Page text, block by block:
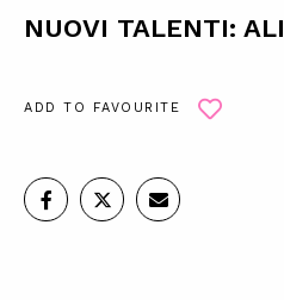
NUOVI TALENTI:
ADD TO FAVOURITE